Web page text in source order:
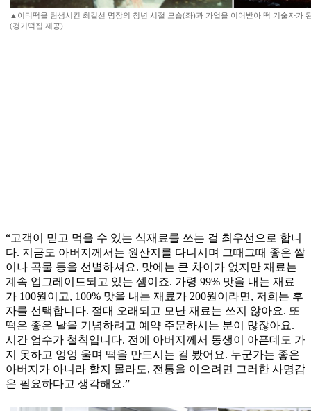
▲이티떡을 탄생시킨 최길선 명장의 청년 시절 모습(좌)과 가업을 이어받아 떡 기술자가
(경기떡집 제공)
“고객이 믿고 먹을 수 있는 식재료를 쓰는 걸 최우선으로 합니
다. 지금도 아버지께서는 원산지를 다니시며 그때그때 좋은 쌀
이나 곡물 등을 선별하셔요. 맛에는 큰 차이가 없지만 재료는
계속 업그레이드되고 있는 셈이죠. 가령 99% 맛을 내는 재료
가 100원이고, 100% 맛을 내는 재료가 200원이라면, 저희는 후
자를 선택합니다. 절대 오래되고 모난 재료는 쓰지 않아요. 또
떡은 좋은 날을 기념하려고 예약 주문하시는 분이 많잖아요.
시간 엄수가 철칙입니다. 전에 아버지께서 동생이 아픈데도 가
지 못하고 엉엉 울며 떡을 만드시는 걸 봤어요. 누군가는 좋은
아버지가 아니라 할지 몰라도, 전통을 이으려면 그러한 사명감
은 필요하다고 생각해요.”